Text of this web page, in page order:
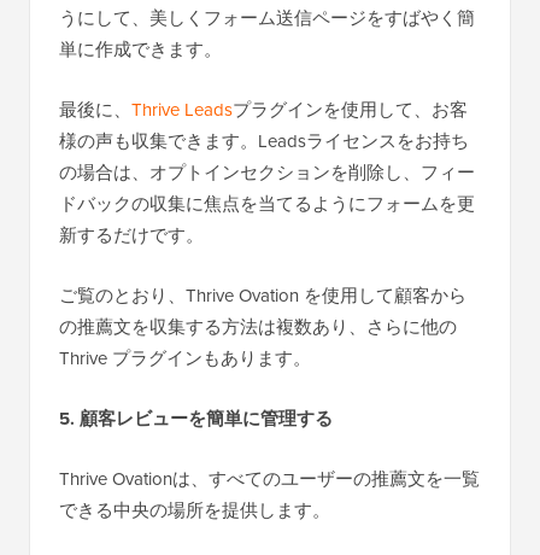
うにして、美しくフォーム送信ページをすばやく簡
単に作成できます。
最後に、 Thrive Leadsプラグインを使用して、お客
様の声も収集できます。Leadsライセンスをお持ち
の場合は、オプトインセクションを削除し、フィー
ドバックの収集に焦点を当てるようにフォームを更
新するだけです。
ご覧のとおり、Thrive Ovation を使用して顧客から
の推薦文を収集する方法は複数あり、さらに他の
Thrive プラグインもあります。
5. 顧客レビューを簡単に管理する
Thrive Ovationは、すべてのユーザーの推薦文を一覧
できる中央の場所を提供します。